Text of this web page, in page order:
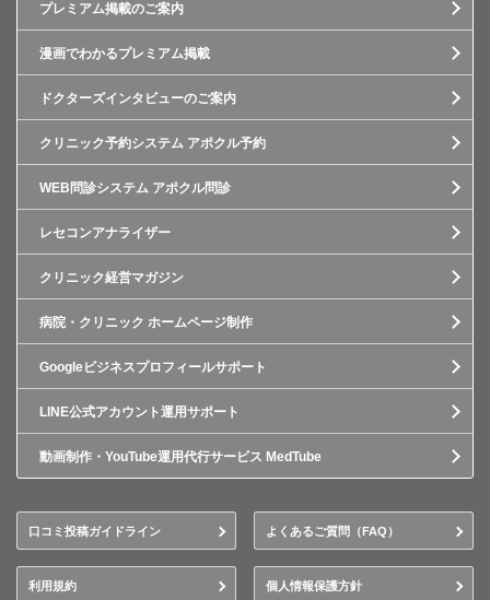
プレミアム掲載のご案内
漫画でわかるプレミアム掲載
ドクターズインタビューのご案内
クリニック予約システム アポクル予約
WEB問診システム アポクル問診
レセコンアナライザー
クリニック経営マガジン
病院・クリニック ホームページ制作
Googleビジネスプロフィールサポート
LINE公式アカウント運用サポート
動画制作・YouTube運用代行サービス MedTube
口コミ投稿ガイドライン よくあるご質問（FAQ）
利用規約 個人情報保護方針